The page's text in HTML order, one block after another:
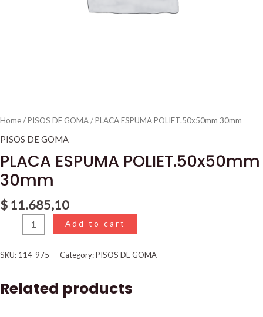
Home/PISOS DE GOMA/ PLACA ESPUMA POLIET.50x50mm 30mm
PISOS DE GOMA
PLACA ESPUMA POLIET.50x50mm
30mm
$ 11.685,10
Add to cart
SKU: 114-975 Category:PISOS DE GOMA
Related products